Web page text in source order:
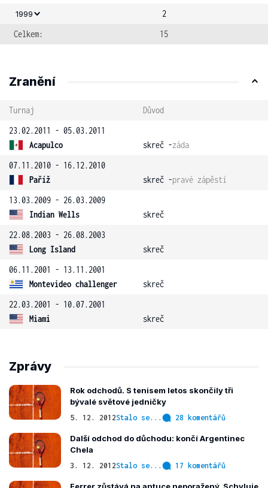
1999
2
Celkem:
15
Zranění
Turnaj
Důvod
23.02.2011 - 05.03.2011
Acapulco
skreč -záda
07.11.2010 - 16.12.2010
Paříž
skreč -pravé zápěstí
13.03.2009 - 26.03.2009
Indian Wells
skreč
22.08.2003 - 26.08.2003
Long Island
skreč
06.11.2001 - 13.11.2001
Montevideo challenger
skreč
22.03.2001 - 10.07.2001
Miami
skreč
Zprávy
Rok odchodů. S tenisem letos skončily tři
bývalé světové jedničky
5. 12. 2012Stalo se... 28 komentářů
Další odchod do důchodu: končí Argentinec
Chela
3. 12. 2012Stalo se... 17 komentářů